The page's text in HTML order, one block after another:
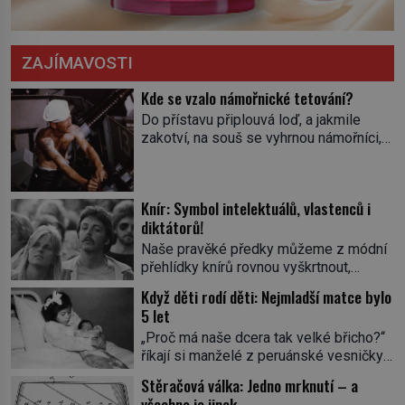
ZAJÍMAVOSTI
Kde se vzalo námořnické tetování?
Do přístavu připlouvá loď, a jakmile
zakotví, na souš se vyhrnou námořníci,
potetované paže. Námořnická kérka je
totiž něco jako uniforma. Tetování jako
takové má velmi hlubokou minulost.
Tetovaný je už pračlověk Ötzi, který
Knír: Symbol intelektuálů, vlastenců i
diktátorů!
Naše pravěké předky můžeme z módní
přehlídky knírů rovnou vyškrtnout,
jedním z nejstarších knírů musíme až do
starověkého Egypta. Najdeme ho na
soše egyptského prince Rahotepa, jenž
žil ve 26. století před naším
letopočtem! Není to ale něco obvyklého,
proto právě obyvatelé ze stínu pyramid
Když děti rodí děti: Nejmladší matce bylo
5 let
„Proč má naše dcera tak velké břicho?“
říkají si manželé z peruánské vesničky
nemocnice. Nemá ale v břiše nádor, jak
Stěračová válka: Jedno mrknutí – a